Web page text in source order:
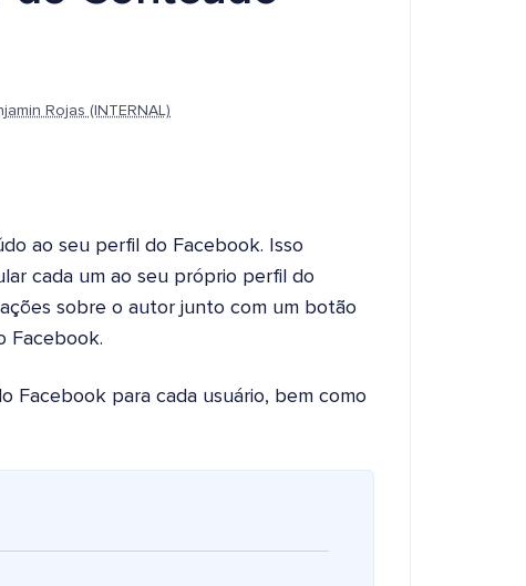
Rojas (INTERNAL)
ao seu perfil do Facebook. Isso
cada um ao seu próprio perfil do
sobre o autor junto com um botão
Facebook.
Facebook para cada usuário, bem como